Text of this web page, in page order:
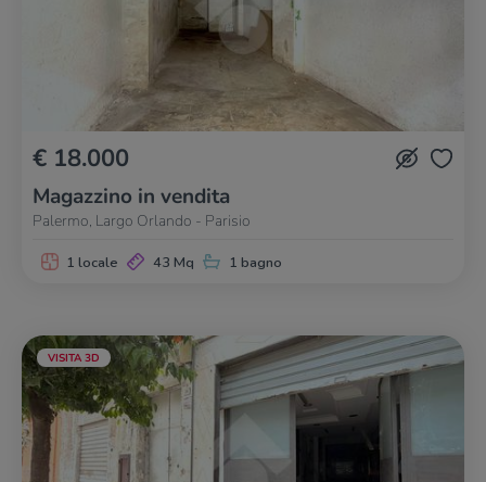
€ 18.000
Magazzino in vendita
Palermo, Largo Orlando - Parisio
1 locale 43 Mq 1 bagno
VISITA 3D